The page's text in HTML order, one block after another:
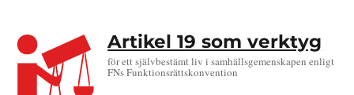
Artikel 19 som verktyg
för ett självbestämt liv i samhällsgemenskapen enligt
FNs Funktionsrättskonvention